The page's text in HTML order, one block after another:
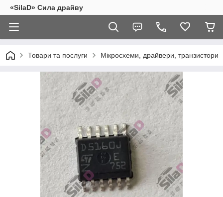
«SilaD» Сила драйву
Товари та послуги Мікросхеми, драйвери, транзистори